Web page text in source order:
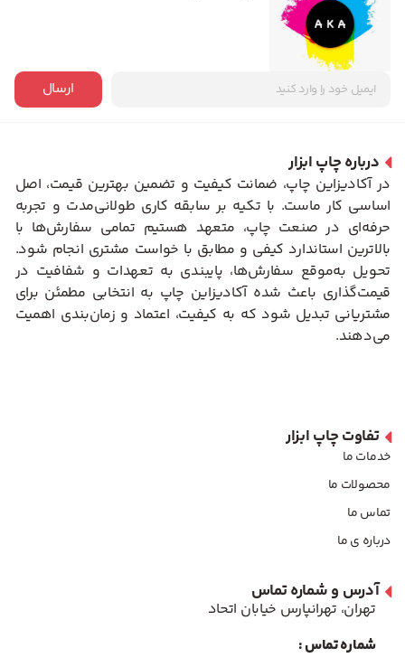
ارسال
درباره چاپ ابزار
در آکادیزاین چاپ، ضمانت کیفیت و تضمین بهترین قیمت، اصل
اساسی کار ماست. با تکیه بر سابقه کاری طولانی‌مدت و تجربه
حرفه‌ای در صنعت چاپ، متعهد هستیم تمامی سفارش‌ها با
بالاترین استاندارد کیفی و مطابق با خواست مشتری انجام شود.
تحویل به‌موقع سفارش‌ها، پایبندی به تعهدات و شفافیت در
قیمت‌گذاری باعث شده آکادیزاین چاپ به انتخابی مطمئن برای
مشتریانی تبدیل شود که به کیفیت، اعتماد و زمان‌بندی اهمیت
می‌دهند.
تفاوت چاپ ابزار
خدمات ما
محصولات ما
تماس ما
درباره ی ما
آدرس و شماره تماس
تهران، تهرانپارس خیابان اتحاد
شماره تماس :